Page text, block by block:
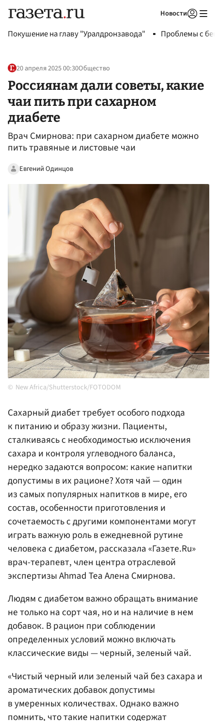
Новости
Покушение на главу "Уралдронзавода" Проблемы с
20 апреля 2025 00:30Общество
Россиянам дали советы, какие
чаи пить при сахарном
диабете
Врач Смирнова: при сахарном диабете можно
пить травяные и листовые чаи
Евгений Одинцов
New Africa/Shutterstock/FOTODOM
Сахарный диабет требует особого подхода
к питанию и образу жизни. Пациенты,
сталкиваясь с необходимостью исключения
сахара и контроля углеводного баланса,
нередко задаются вопросом: какие напитки
допустимы в их рационе? Хотя чай — один
из самых популярных напитков в мире, его
состав, особенности приготовления и
сочетаемость с другими компонентами могут
играть важную роль в ежедневной рутине
человека с диабетом, рассказала «Газете.Ru»
врач-терапевт, член центра отраслевой
экспертизы Ahmad Tea Алена Смирнова.
Людям с диабетом важно обращать внимание
не только на сорт чая, но и на наличие в нем
добавок. В рацион при соблюдении
определенных условий можно включать
классические виды — черный, зеленый чай.
«Чистый черный или зеленый чай без сахара и
ароматических добавок допустимы
в умеренных количествах. Однако важно
помнить, что такие напитки содержат